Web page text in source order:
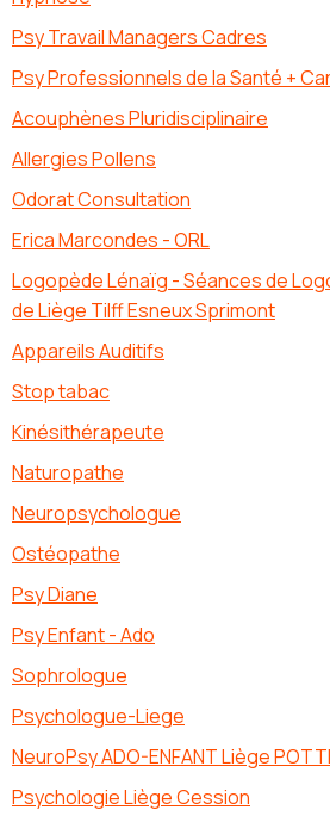
Psy Travail Managers Cadres
Psy Professionnels de la Santé +
Acouphènes Pluridisciplinaire
Allergies Pollens
Odorat Consultation
Erica Marcondes - ORL
Logopède Lénaïg - Séances de
de Liège Tilff Esneux Sprimont
Appareils Auditifs
Stop tabac
Kinésithérapeute
Naturopathe
Neuropsychologue
Ostéopathe
Psy Diane
Psy Enfant - Ado
Sophrologue
Psychologue-Liege
NeuroPsy ADO-ENFANT Liège
Psychologie Liège Cession